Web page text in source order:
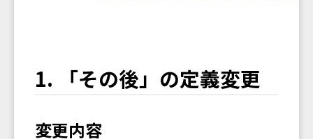
1. 「その後」の定義変更
変更内容